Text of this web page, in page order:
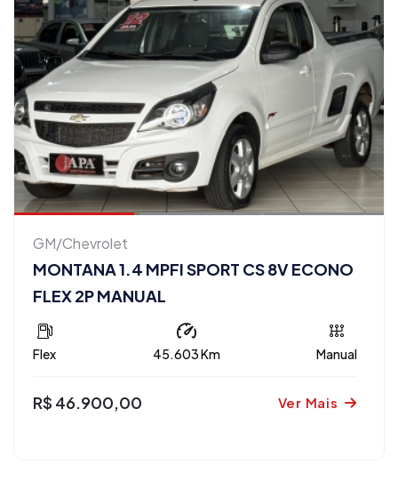
GM/Chevrolet
MONTANA 1.4 MPFI SPORT CS 8V ECONO
FLEX 2P MANUAL
Flex 45.603 Km Manual
R$ 46.900,00 Ver Mais